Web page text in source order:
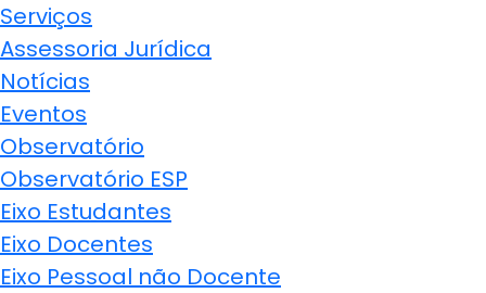
Serviços
Assessoria Jurídica
Notícias
Eventos
Observatório
Observatório ESP
Eixo Estudantes
Eixo Docentes
Eixo Pessoal não Docente